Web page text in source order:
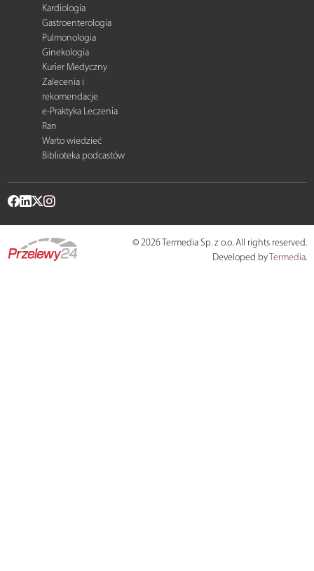
Kardiologia
Gastroenterologia
Pulmonologia
Ginekologia
Kurier Medyczny
Zalecenia i
rekomendacje
e-Praktyka Leczenia
Ran
Warto wiedzieć
Biblioteka podcastów
© 2026 Termedia Sp. z o.o. All rights reserved.
Developed byTermedia.